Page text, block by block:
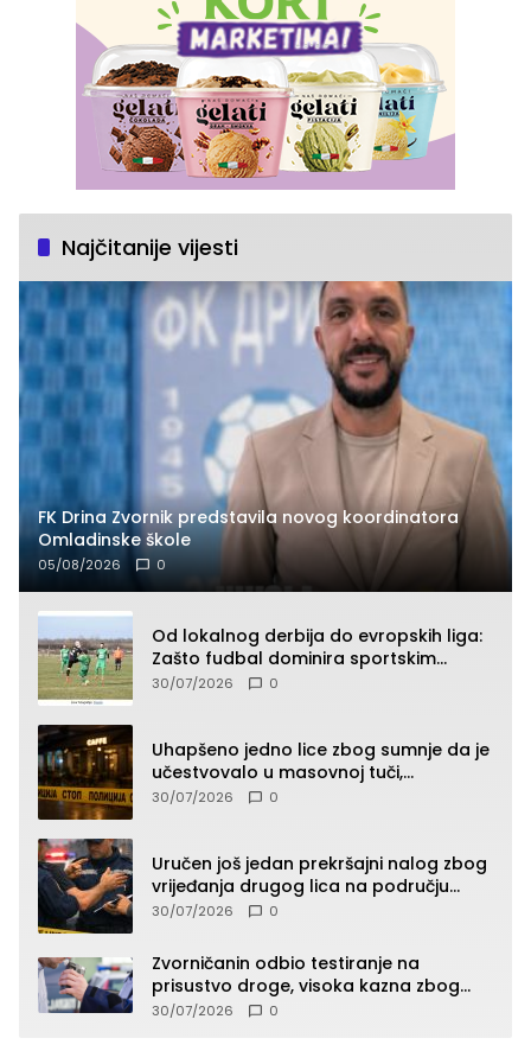
Najčitanije vijesti
FK Drina Zvornik predstavila novog koordinatora
Omladinske škole
05/08/2026 0
Od lokalnog derbija do evropskih liga:
Zašto fudbal dominira sportskim
klađenjem
30/07/2026 0
Uhapšeno jedno lice zbog sumnje da je
učestvovalo u masovnoj tuči,
maloljetnik zadobio povrede
30/07/2026 0
Uručen još jedan prekršajni nalog zbog
vrijeđanja drugog lica na području
Zvornika
30/07/2026 0
Zvorničanin odbio testiranje na
prisustvo droge, visoka kazna zbog
kršenja Zakona o osnovama
30/07/2026 0